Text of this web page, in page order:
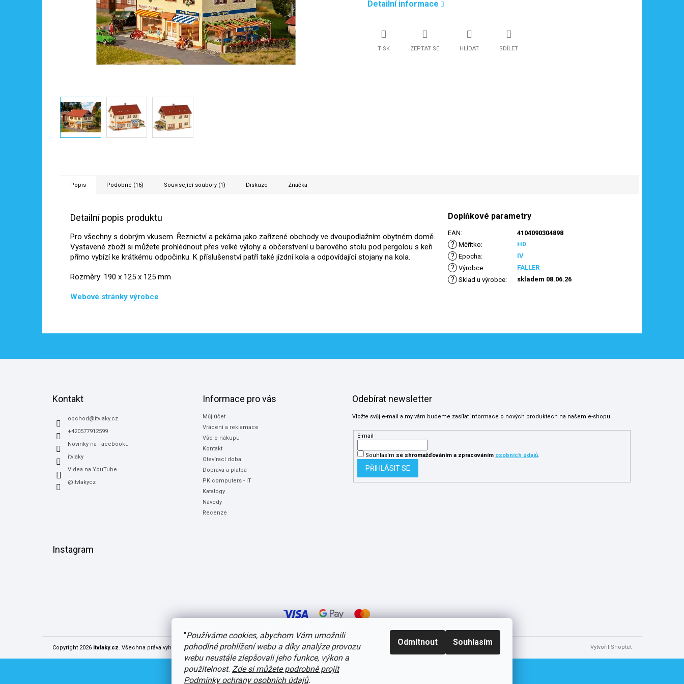
"Používáme cookies, abychom Vám umožnili
pohodlné prohlížení webu a díky analýze provozu
webu neustále zlepšovali jeho funkce, výkon a
použitelnost. Zde si můžete podrobně projít
Podmínky ochrany osobních údajů.
Odmítnout Souhlasím
Detailní informace
TISK ZEPTAT SE HLÍDAT SDÍLET
Popis Podobné (16) Související soubory (1) Diskuze Značka
Detailní popis produktu
Pro všechny s dobrým vkusem. Řeznictví a pekárna jako zařízené obchody ve dvoupodlažním obytném domě.
Vystavené zboží si můžete prohlédnout přes velké výlohy a občerstvení u barového stolu pod pergolou s keři
přímo vybízí ke krátkému odpočinku. K příslušenství patří také jízdní kola a odpovídající stojany na kola.
Rozměry: 190 x 125 x 125 mm
Webové stránky výrobce
Doplňkové parametry
EAN: 4104090304898
? Měřítko: H0
? Epocha: IV
? Výrobce: FALLER
? Sklad u výrobce: skladem 08.06.26
Kontakt
obchod@itvlaky.cz
+420577912599
Novinky na Facebooku
itvlaky
Videa na YouTube
@itvlakycz
Informace pro vás
Můj účet
Vrácení a reklamace
Vše o nákupu
Kontakt
Otevírací doba
Doprava a platba
PK computers - IT
Katalogy
Návody
Recenze
Odebírat newsletter
Vložte svůj e-mail a my vám budeme zasílat informace o nových produktech na našem e-shopu.
E-mail
Souhlasím se shromažďováníma zpracováním osobních údajů.
PŘIHLÁSIT SE
Instagram
Vytvořil Shoptet
Copyright 2026 itvlaky.cz . Všechna práva vyhrazena.Upravit nastavení cookies